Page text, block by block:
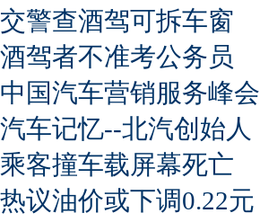
交警查酒驾可拆车窗
酒驾者不准考公务员
中国汽车营销服务峰会
汽车记忆--北汽创始人
乘客撞车载屏幕死亡
热议油价或下调0.22元